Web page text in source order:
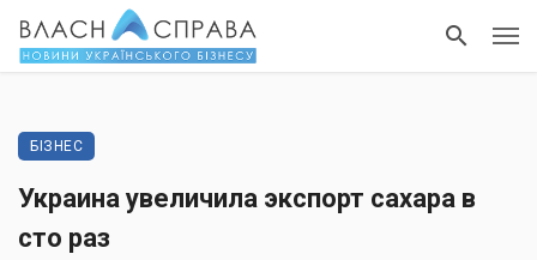
БІЗНЕС
Украина увеличила экспорт сахара в
сто раз